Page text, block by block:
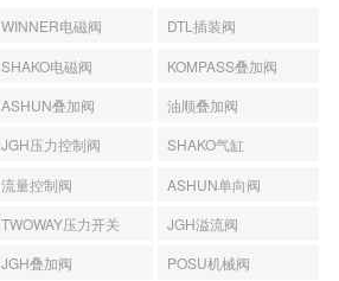
WINNER电磁阀
DTL插装阀
SHAKO电磁阀
KOMPASS叠加阀
ASHUN叠加阀
油顺叠加阀
JGH压力控制阀
SHAKO气缸
流量控制阀
ASHUN单向阀
TWOWAY压力开关
JGH溢流阀
JGH叠加阀
POSU机械阀